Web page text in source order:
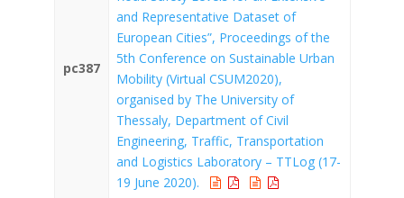
pc387
and Representative Dataset of
European Cities”, Proceedings of the
5th Conference on Sustainable Urban
Mobility (Virtual CSUM2020),
organised by The University of
Thessaly, Department of Civil
Engineering, Traffic, Transportation
and Logistics Laboratory – TTLog (17-
19 June 2020).